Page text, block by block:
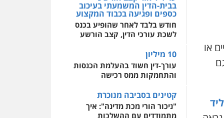
או
חליל ביאדי – משרד
עורכי דין
פלילי דיני תעבורה מעצרים
וחקירות פשיעה חמורה
0509636895
עו"ד איהאב זבידאת
פלילי פשיעה חמורה
פשע עבירות המתה
עבירות מין
שירותים מקצועיים לעורכי
דין
0544500346
בבית-הדין המשמעתי בעיכוב
כספים ופגיעה בכבוד המקצוע
חודש בלבד לאחר שהופיע בכנס
לשכת עורכי הדין, קצב הורשע
10 מיליון
עורך-דין חשוד בהעלמת הכנסות
והתחמקות ממס רכישה
קטינים בסביבה מנוכרת
"ניכור הורי מכת מדינה": איך
מתמודדים עם ההשלכות